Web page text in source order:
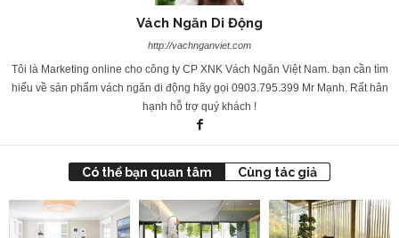
Vách Ngăn Di Động
http://vachnganviet.com
Tôi là Marketing online cho công ty CP XNK Vách Ngăn Việt Nam. bạn cần tìm
hiểu về sản phẩm vách ngăn di động hãy gọi 0903.795.399 Mr Mạnh. Rất hân
hạnh hỗ trợ quý khách !
Có thể bạn quan tâm Cùng tác giả